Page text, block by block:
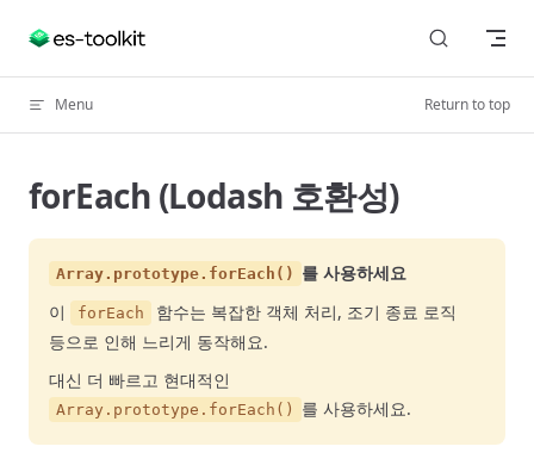
Skip to content
Menu Return to top
forEach (Lodash 호환성)
Array.prototype.forEach() 를 사용하세요
이
forEach
함수는 복잡한 객체 처리, 조기 종료 로직
등으로 인해 느리게 동작해요.
대신 더 빠르고 현대적인
Array.prototype.forEach() 를 사용하세요.